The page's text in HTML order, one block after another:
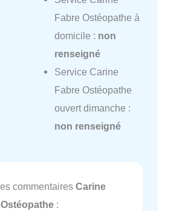
Fabre Ostéopathe à
domicile : non
renseigné
Service Carine
Fabre Ostéopathe
ouvert dimanche :
non renseigné
commentaires Carine
: